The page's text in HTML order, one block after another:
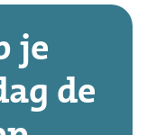
je
de